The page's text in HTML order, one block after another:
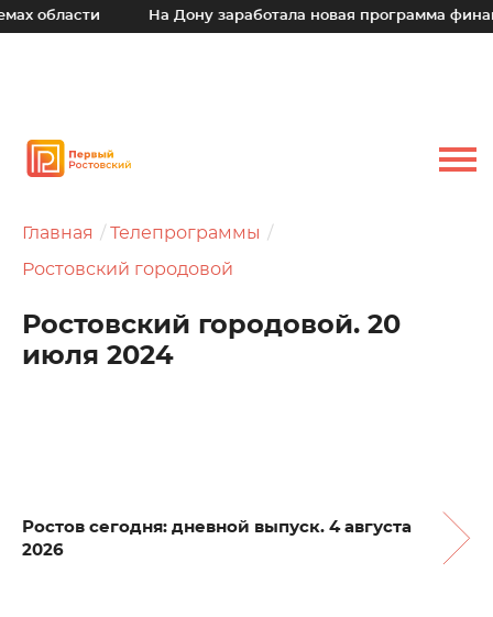
На Дону заработала новая программа
Главная Телепрограммы
Ростовский городовой
Ростовский городовой. 20
июля 2024
Ростов сегодня: дневной выпуск. 4 августа
2026